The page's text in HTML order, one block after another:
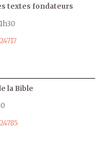
textes fondateurs
la Bible